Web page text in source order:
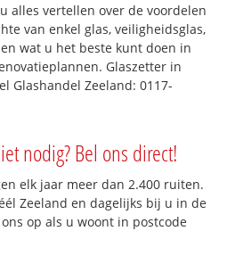
alles vertellen over de voordelen
van enkel glas, veiligheidsglas,
wat u het beste kunt doen in
Glaszetter in
Glashandel Zeeland: 0117-
nodig? Bel ons direct!
elk jaar meer dan 2.400 ruiten.
Zeeland en dagelijks bij u in de
op als u woont in postcode